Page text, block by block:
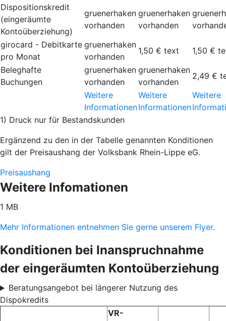
Dispositionskredit
(eingeräumte
Kontoüberziehung)
gruenerhaken
vorhanden
gruenerhaken
vorhanden
girocard - Debitkarte
pro Monat
gruenerhaken
vorhanden
1,50 € text 1,50 €
Beleghafte
Buchungen
gruenerhaken
vorhanden
gruenerhaken
vorhanden
2,49 €
Weitere
Informationen
Weitere
Informationen
Weitere
1) Druck nur für Bestandskunden
Ergänzend zu den in der Tabelle genannten Konditionen
gilt der Preisaushang der Volksbank Rhein-Lippe eG.
Preisaushang
Weitere Infomationen
1 MB
Mehr Informationen entnehmen Sie gerne unserem Flyer.
Konditionen bei Inanspruchnahme
der eingeräumten Kontoüberziehung
Beratungsangebot bei längerer Nutzung des
Dispokredits
VR-